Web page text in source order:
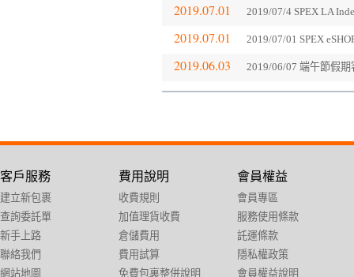
2019.07.01 2019/07/4 SPEX LA
2019.07.01 2019/07/01 SPEX
2019.06.03 2019/06/07 端午節假
客戶服務
建立新包裹
查詢委託單
新手上路
聯絡我們
網站地圖
費用說明
收費規則
加值理貨收費
倉儲費用
費用試算
免費包裏整併說明
會員權益
會員專區
服務使用條款
託運條款
隱私權政策
會員權益說明